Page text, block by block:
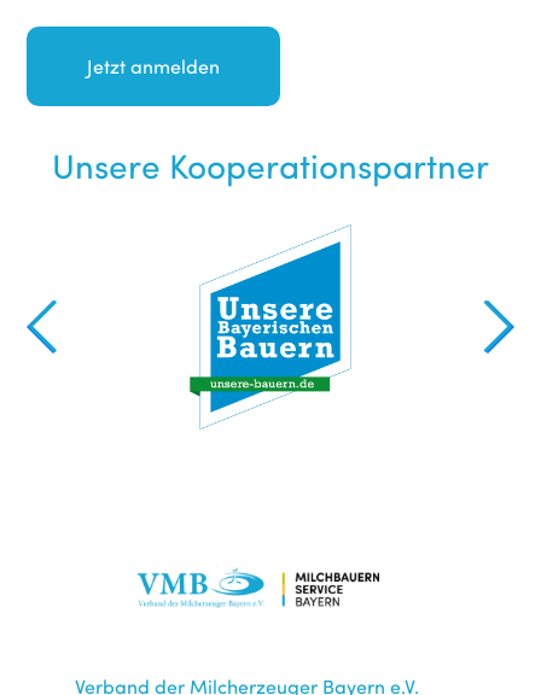
Unsere Kooperationspartner
Verband der Milcherzeuger Bayern e.V.